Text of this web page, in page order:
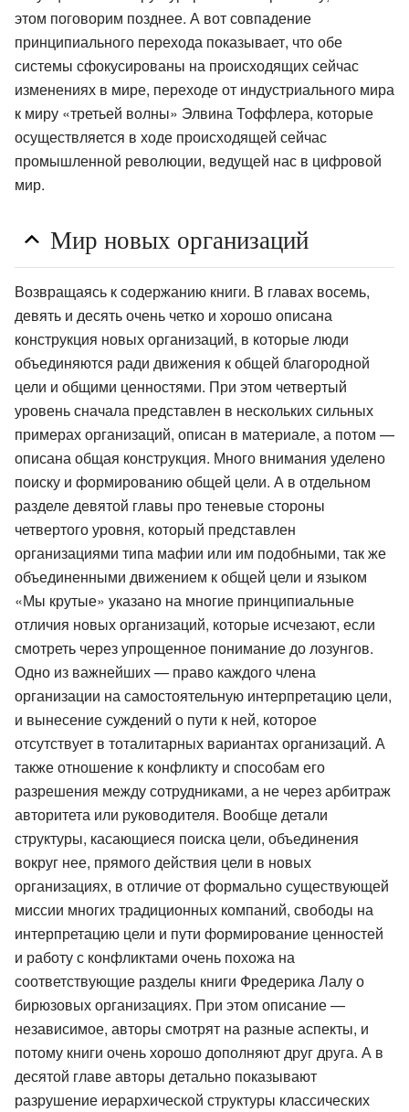
этом поговорим позднее. А вот совпадение
принципиального перехода показывает, что обе
системы сфокусированы на происходящих сейчас
изменениях в мире, переходе от индустриального мира
к миру «третьей волны» Элвина Тоффлера, которые
осуществляется в ходе происходящей сейчас
промышленной революции, ведущей нас в цифровой
мир.
Мир новых организаций
Возвращаясь к содержанию книги. В главах восемь,
девять и десять очень четко и хорошо описана
конструкция новых организаций, в которые люди
объединяются ради движения к общей благородной
цели и общими ценностями. При этом четвертый
уровень сначала представлен в нескольких сильных
примерах организаций, описан в материале, а потом —
описана общая конструкция. Много внимания уделено
поиску и формированию общей цели. А в отдельном
разделе девятой главы про теневые стороны
четвертого уровня, который представлен
организациями типа мафии или им подобными, так же
объединенными движением к общей цели и языком
«Мы крутые» указано на многие принципиальные
отличия новых организаций, которые исчезают, если
смотреть через упрощенное понимание до лозунгов.
Одно из важнейших — право каждого члена
организации на самостоятельную интерпретацию цели,
и вынесение суждений о пути к ней, которое
отсутствует в тоталитарных вариантах организаций. А
также отношение к конфликту и способам его
разрешения между сотрудниками, а не через арбитраж
авторитета или руководителя. Вообще детали
структуры, касающиеся поиска цели, объединения
вокруг нее, прямого действия цели в новых
организациях, в отличие от формально существующей
миссии многих традиционных компаний, свободы на
интерпретацию цели и пути формирование ценностей
и работу с конфликтами очень похожа на
соответствующие разделы книги Фредерика Лалу о
бирюзовых организациях. При этом описание —
независимое, авторы смотрят на разные аспекты, и
потому книги очень хорошо дополняют друг друга. А в
десятой главе авторы детально показывают
разрушение иерархической структуры классических